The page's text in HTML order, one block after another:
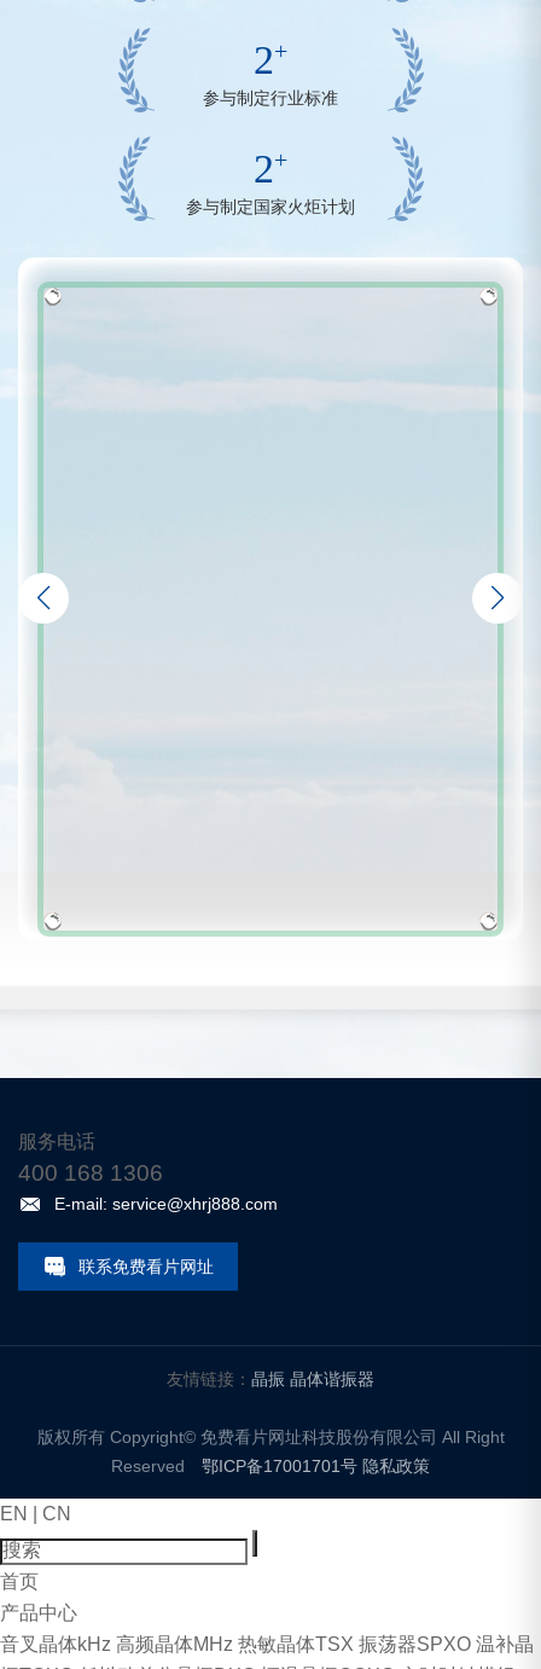
2+
参与制定行业标准
2+
参与制定国家火炬计划
服务电话
400 168 1306
E-mail: service@xhrj888.com
联系免费看片网址
友情链接： 晶振 晶体谐振器
版权所有 Copyright© 免费看片网址科技股份有限公司 All Right
Reserved
鄂ICP备17001701号 隐私政策
EN CN
首页
产品中心
音叉晶体kHz 高频晶体MHz 热敏晶体TSX 振荡器SPXO 温补晶